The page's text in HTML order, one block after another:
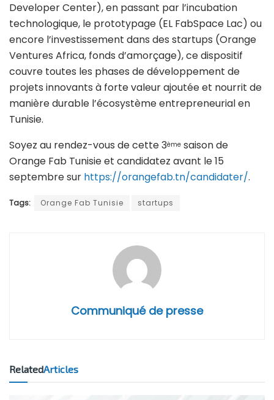
Developer Center), en passant par l’incubation
technologique, le prototypage (EL FabSpace Lac) ou
encore l’investissement dans des startups (Orange
Ventures Africa, fonds d’amorçage), ce dispositif
couvre toutes les phases de développement de
projets innovants à forte valeur ajoutée et nourrit de
manière durable l’écosystème entrepreneurial en
Tunisie.
Soyez au rendez-vous de cette 3ème saison de
Orange Fab Tunisie et candidatez avant le 15
septembre sur https://orangefab.tn/candidater/.
Tags: Orange Fab Tunisie startups
Communiqué de presse
RelatedArticles